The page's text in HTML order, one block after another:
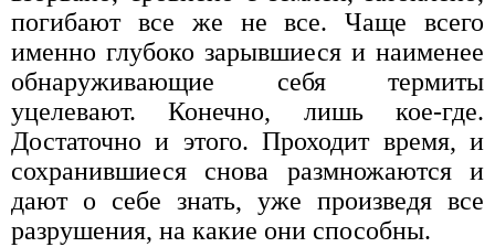
погибают все же не все. Чаще всего
именно глубоко зарывшиеся и наименее
обнаруживающие себя термиты
уцелевают. Конечно, лишь кое-где.
Достаточно и этого. Проходит время, и
сохранившиеся снова размножаются и
дают о себе знать, уже произведя все
разрушения, на какие они способны.